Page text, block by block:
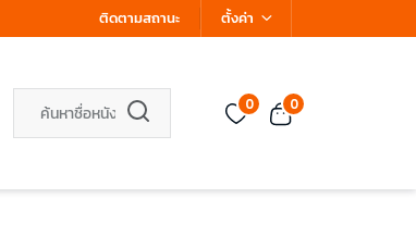
ติดตามสถานะ ตั้งค่า
0 0